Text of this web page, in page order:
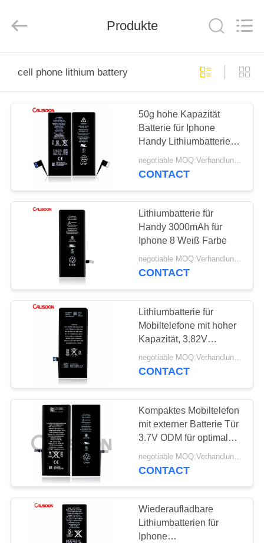
PRODUKTE
VIDEOS
ÜBER
UNS
QUALITÄTSKONTROLLE
REFERENZEN
SITEMAP
PRIVACY
POLICY
Electronics
Produkte
cell phone lithium battery
50g hohe Kapazität
Batterie für Iphone
Handy Lithiumbatterie
für Apple
negotiable MOQ:Verhandlungsfähig
CONTACT
Lithiumbatterie für
Handy 3000mAh für
Iphone 8 Weiß Farbe
negotiable MOQ:Verhandlungsfähig
CONTACT
Lithiumbatterie für
Mobiltelefone mit hoher
Kapazität, 3.82V
Lithium-Ionen-
Ersatzbatterie
negotiable MOQ:Verhandlungsfähig
CONTACT
Kompaktes Mobiltelefon
mit externer Batterie Tür
3.7V ODM für optimale
Leistung
CONTACT
Wiederaufladbare
Lithiumbatterien für
Iphone